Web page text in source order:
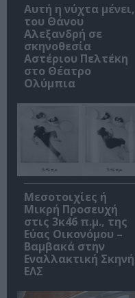
Αυτή η νύχτα μένει,
του Θάνου
Αλεξανδρή σε
σκηνοθεσία
Αστέριου Πελτέκη
στο Θέατρο
Ολύμπια
Μεσοτοιχίες ή
Μικρή Προσευχή
στις 3κ46 π.μ., της
Εύας Οικονόμου –
Βαμβακά στην
Εναλλακτική Σκηνή
ΕΛΣ